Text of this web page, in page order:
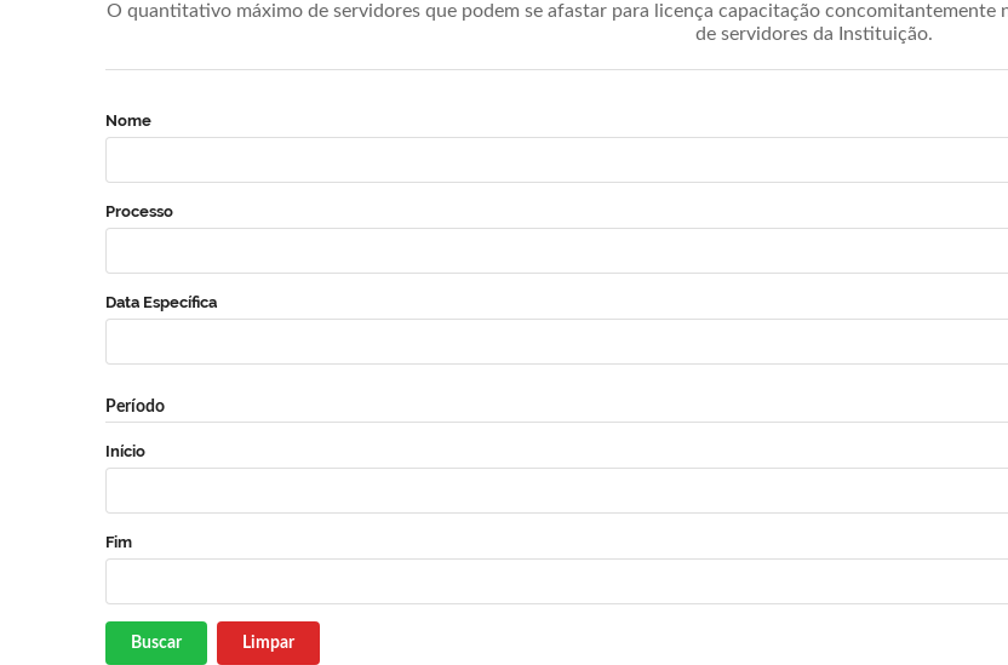
O quantitativo máximo de servidores que podem se afastar para licença capacitação concomitantemente
de servidores da Instituição.
Nome
Processo
Data Específica
Período
Início
Fim
Buscar Limpar